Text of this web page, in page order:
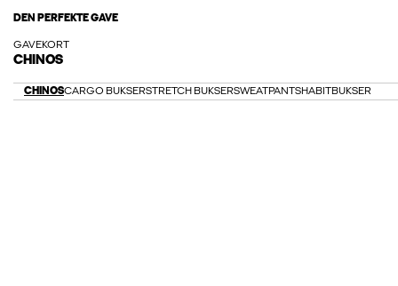
DEN PERFEKTE GAVE
GAVEKORT
CHINOS
CHINOSCARGO BUKSERSTRETCH BUKSERSWEATPANTSHABITBUKSER